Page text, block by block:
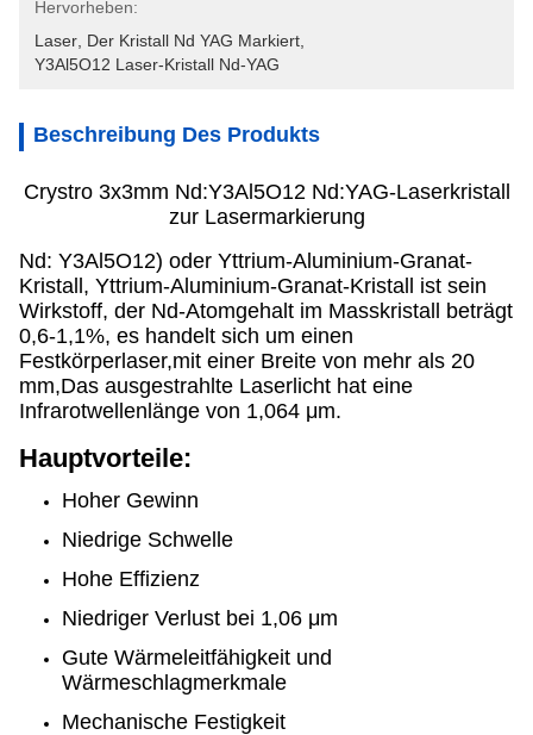
Hervorheben:
Laser Der Kristall Nd YAG Markiert
Y3Al5O12 Laser-Kristall Nd-YAG
Beschreibung Des Produkts
Crystro 3x3mm Nd:Y3Al5O12 Nd:YAG-Laserkristall
zur Lasermarkierung
Nd: Y3Al5O12) oder Yttrium-Aluminium-Granat-
Kristall, Yttrium-Aluminium-Granat-Kristall ist sein
Wirkstoff, der Nd-Atomgehalt im Masskristall beträgt
0,6-1,1%, es handelt sich um einen
Festkörperlaser,mit einer Breite von mehr als 20
mm,Das ausgestrahlte Laserlicht hat eine
Infrarotwellenlänge von 1,064 μm.
Hauptvorteile:
Hoher Gewinn
Niedrige Schwelle
Hohe Effizienz
Niedriger Verlust bei 1,06 μm
Gute Wärmeleitfähigkeit und
Wärmeschlagmerkmale
Mechanische Festigkeit